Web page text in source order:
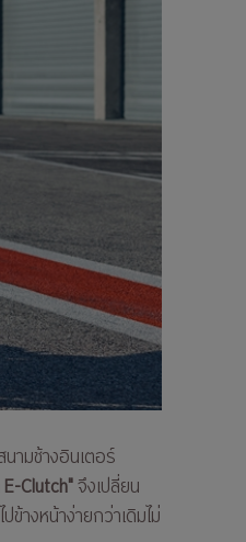
ามช้างอินเตอร์
Clutch"จึงเปลี่ยน
ข้างหน้าง่ายกว่าเดิมไม่